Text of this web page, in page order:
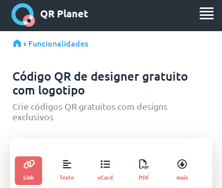
QR Planet
› Funcionalidades
Código QR de designer gratuito
com logotipo
Crie códigos QR gratuitos com designs
exclusivos
Link Texto vCard PDF mais